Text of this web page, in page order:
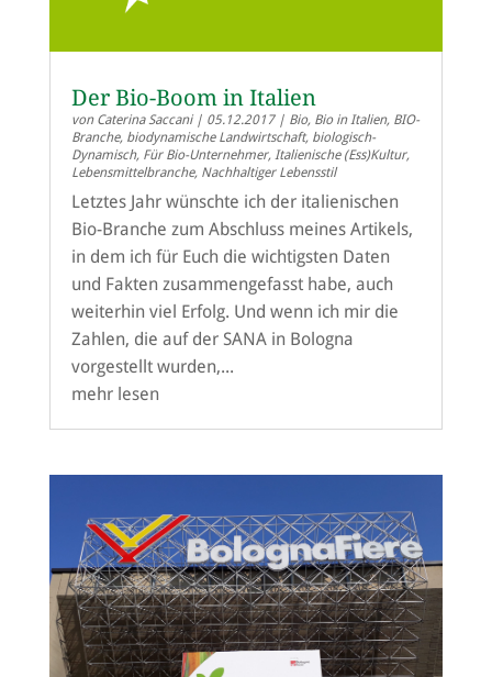
Der Bio-Boom in Italien
von Caterina Saccani| 05.12.2017| Bio, Bio in Italien, BIO-
Branche, biodynamische Landwirtschaft, biologisch-
Dynamisch, Für Bio-Unternehmer, Italienische (Ess)Kultur,
Lebensmittelbranche, Nachhaltiger Lebensstil
Letztes Jahr wünschte ich der italienischen
Bio-Branche zum Abschluss meines Artikels,
in dem ich für Euch die wichtigsten Daten
und Fakten zusammengefasst habe, auch
weiterhin viel Erfolg. Und wenn ich mir die
Zahlen, die auf der SANA in Bologna
vorgestellt wurden,...
mehr lesen